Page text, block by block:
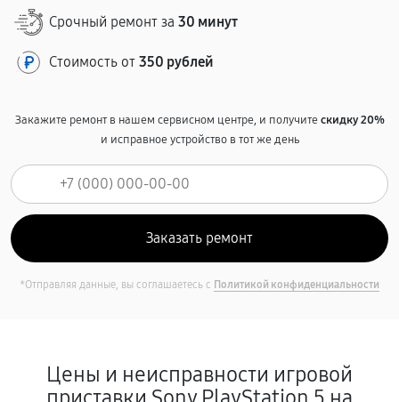
Срочный ремонт за 30 минут
Стоимость от 350 рублей
Закажите ремонт в нашем сервисном центре, и получитескидку 20%
и исправное устройство в тот же день
*Отправляя данные, вы соглашаетесь с Политикой конфиденциальности
Цены и неисправности игровой